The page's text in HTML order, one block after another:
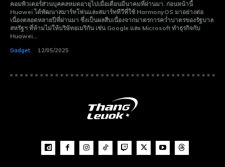
คอมพิวเตอร์ส่วนบุคคลหมดอายุไปเมื่อเดือนมีนาคมที่ผ่านมา. ก่อนหน้านี้
Huawei ได้พัฒนาสมาร์ทโฟนและสมาร์ททีวีที่ใช้ HarmonyOS มาอย่างต่อ
เนื่องตลอดหลายปีที่ผ่านมา ซึ่งเป็นผลสืบเนื่องจากมาตรการคว่ำบาตรของรัฐบาล
สหรัฐฯ ที่ห้ามไม่ให้บริษัทอเมริกัน เช่น Google และ Microsoft ทำธุรกิจกับ
Huawei...
Gadget 12/05/2025